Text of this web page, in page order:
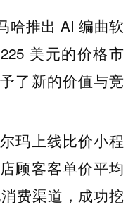
哈推出 AI 编曲软
美元的价格市
了新的价值与竞
玛上线比价小程
顾客客单价平均
费渠道，成功挖